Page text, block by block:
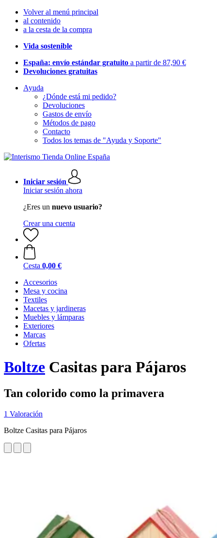
Volver al menú principal
al contenido
a la cesta de la compra
Vida sostenible
España: envío estándar gratuito a partir de 87,90 €
Devoluciones gratuitas
Ayuda
¿Dónde está mi pedido?
Devoluciones
Gastos de envío
Métodos de pago
Contacto
Todos los temas de "Ayuda y Soporte"
Iniciar sesión
Iniciar sesión ahora
¿Eres un nuevo usuario?
Crear una cuenta
Cesta 0,00 €
Accesorios
Mesa y cocina
Textiles
Macetas y jardineras
Muebles y lámparas
Exteriores
Marcas
Ofertas
Boltze Casitas para Pájaros
Tan colorido como la primavera
1 Valoración
Boltze Casitas para Pájaros